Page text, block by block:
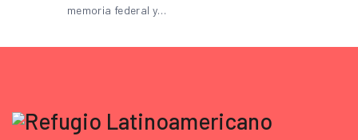
memoria federal y…